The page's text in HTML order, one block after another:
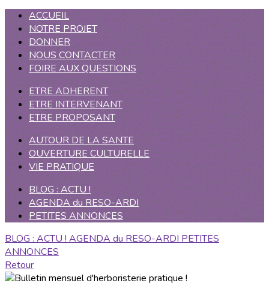
ACCUEIL
NOTRE PROJET
DONNER
NOUS CONTACTER
FOIRE AUX QUESTIONS
ETRE ADHERENT
ETRE INTERVENANT
ETRE PROPOSANT
AUTOUR DE LA SANTE
OUVERTURE CULTURELLE
VIE PRATIQUE
BLOG : ACTU !
AGENDA du RESO-ARDI
PETITES ANNONCES
BLOG : ACTU ! AGENDA du RESO-ARDI PETITES
ANNONCES
Retour